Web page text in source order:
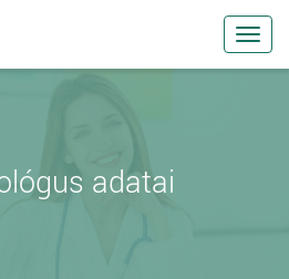
adatai